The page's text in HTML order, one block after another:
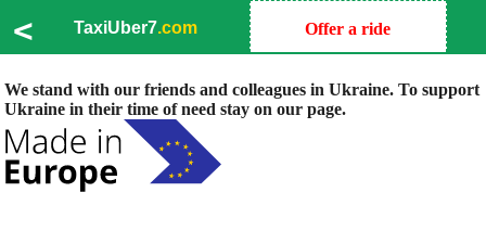
< TaxiUber7.com Offer a ride
We stand with our friends and colleagues in Ukraine. To support
Ukraine in their time of need stay on our page.